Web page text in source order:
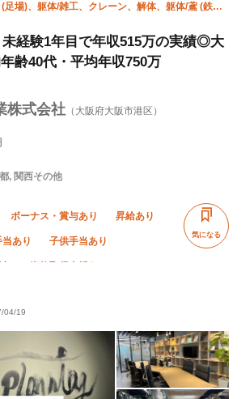
足場)、躯体/雑工、クレーン、解体、躯体/鳶 (鉄
経験1年目で年収515万の実績◎大
齢40代・平均年収750万
株式会社 （大阪府大阪市港区）
, 関西その他
ボーナス・賞与あり 昇給あり
あり 子供手当あり
OK
年末年始休暇
夜勤あり
気になる
04/19